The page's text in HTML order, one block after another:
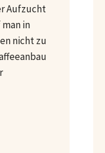
Aufzucht
in
nicht zu